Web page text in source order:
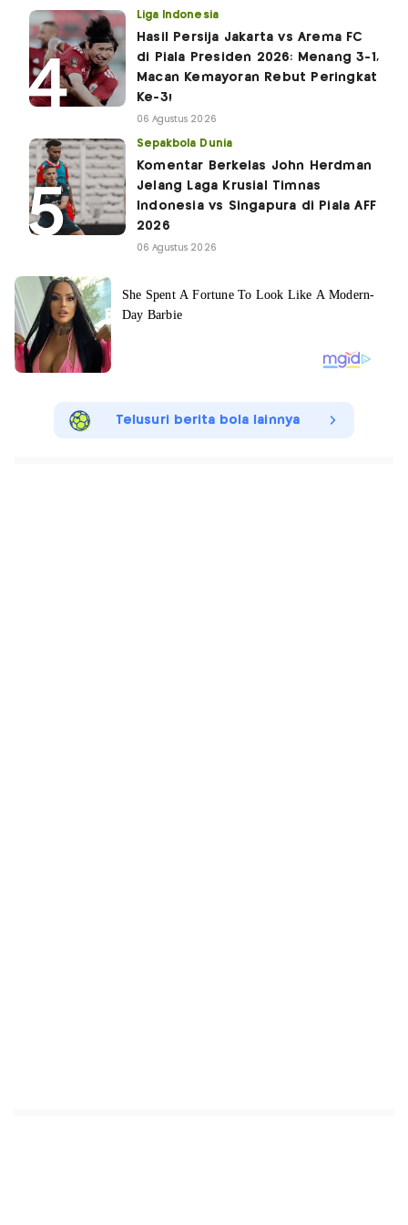
Liga Indonesia
Hasil Persija Jakarta vs Arema FC
di Piala Presiden 2026: Menang 3-1,
Macan Kemayoran Rebut Peringkat
Ke-3!
06 Agustus 2026
Sepakbola Dunia
Komentar Berkelas John Herdman
Jelang Laga Krusial Timnas
Indonesia vs Singapura di Piala AFF
2026
06 Agustus 2026
Telusuri berita bola lainnya